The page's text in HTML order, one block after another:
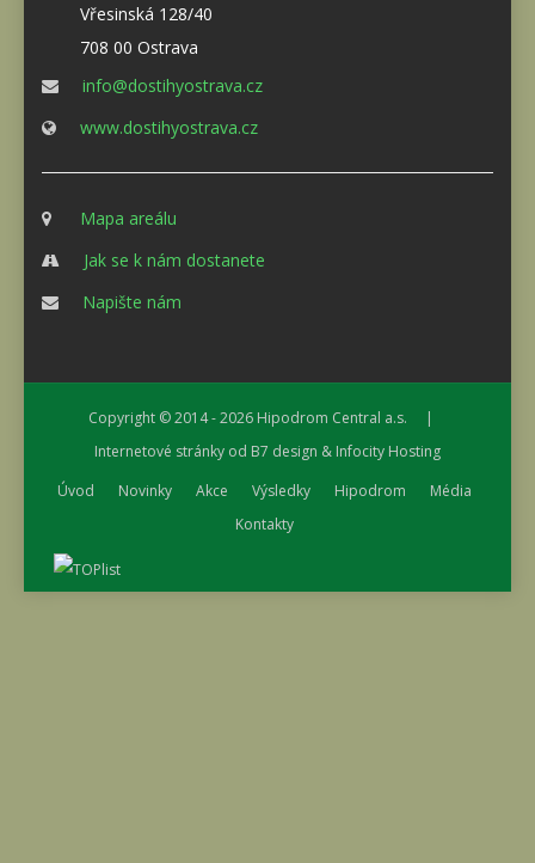
Vřesinská 128/40
708 00 Ostrava
info@dostihyostrava.cz
www.dostihyostrava.cz
Mapa areálu
Jak se k nám dostanete
Napište nám
Copyright © 2014 - 2026 Hipodrom Central a.s. |
Internetové stránky od B7 design & Infocity Hosting
Úvod
Novinky Akce Výsledky Hipodrom
Média
Kontakty